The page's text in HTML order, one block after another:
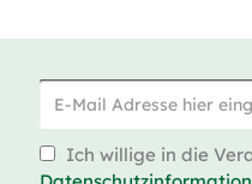
Ich willige in die